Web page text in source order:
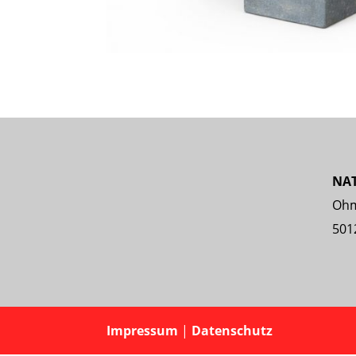
Impressum | Datenschutz